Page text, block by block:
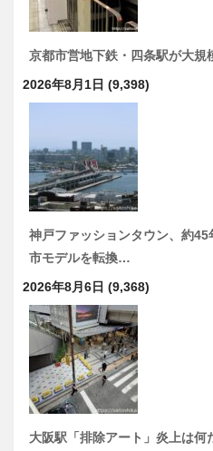
京都市営地下鉄・四条駅が大
2026年8月1日 (9,398)
神戸ファッションタウン、約
市モデルを転換…
2026年8月6日 (9,368)
大阪駅「排除アート」炎上は何